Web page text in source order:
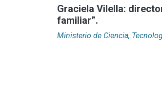
Graciela Vilella:
familiar”.
Ministerio de Ciencia,